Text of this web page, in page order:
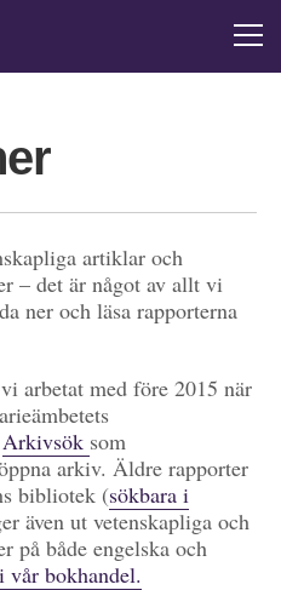
artiklar och
– det är något av allt vi
ner och läsa rapporterna
arbetat med före 2015 när
Arkivsök som
arkiv. Äldre rapporter
bibliotek (sökbara i
även ut vetenskapliga och
på både engelska och
vår bokhandel.